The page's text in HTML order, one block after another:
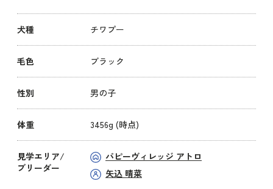
犬種 チワプー
毛色 ブラック
性別 男の子
体重 3456g (時点)
見学エリア/
ブリーダー
パピーヴィレッジ アトロ
矢込 晴菜